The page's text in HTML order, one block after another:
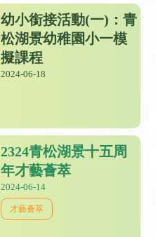
幼小銜接活動(一)：青
松湖景幼稚園小一模
擬課程
2024-06-18
2324青松湖景十五周
年才藝薈萃
2024-06-14
才藝薈萃